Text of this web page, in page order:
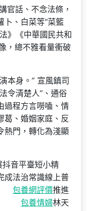
官話、不念法條，
卜、白菜等“菜籃
》《中華國民共和
，總不雅看量衝破
本身。” 宣風鎮司
令清楚人”、通俗
過程方言嘮嗑、情
葛、婚姻家庭、反
熱門，轉化為淺顯
抖音平臺短小精
成法治常識線上普
包養網評價推進
包養情婦林天